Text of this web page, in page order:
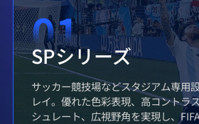
01
SPシリーズ
サッカー競技場などスタジアム専用
レイ。優れた色彩表現、高コントラ
シュレート、広視野角を実現し、